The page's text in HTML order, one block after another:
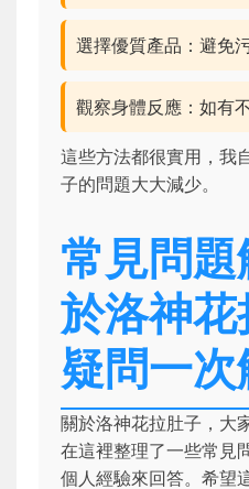
選擇優質產品：避免
觀察身體反應：如有
這些方法都很實用，我
子的問題大大減少。
常見問題
於洛神
疑問一次
關於洛神花拉肚子，大
在這裡整理了一些常見
個人經驗來回答。希望